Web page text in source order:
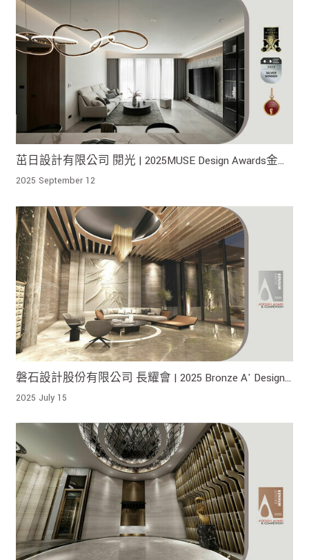
茁日設計有限公司 閱光 | 2025MUSE Design Awards金
獎、2025TITAN AWARDS金獎、2025London Design
2025 September 12
磐石設計股份有限公司 長耀會 | 2025 Bronze A' Design
Award 榮獲銀獎!
2025 July 15